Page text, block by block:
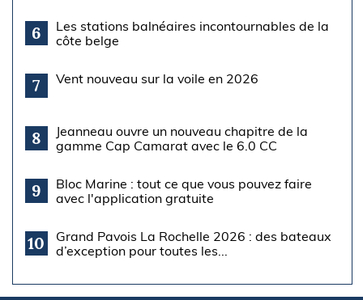
6
Les stations balnéaires incontournables de la
côte belge
7 Vent nouveau sur la voile en 2026
8
Jeanneau ouvre un nouveau chapitre de la
gamme Cap Camarat avec le 6.0 CC
9
Bloc Marine : tout ce que vous pouvez faire
avec l'application gratuite
10
Grand Pavois La Rochelle 2026 : des bateaux
d’exception pour toutes les...